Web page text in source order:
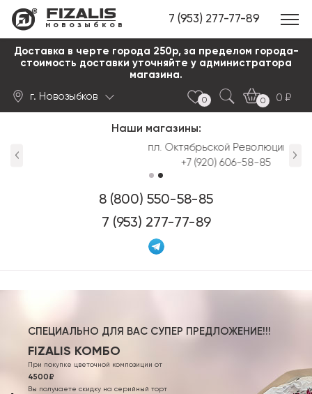
новозыбков 7 (953) 277-77-89
Доставка в черте города 250р, за пределом города-
стоимость доставки уточняйте у администратора
магазина.
г. Новозыбков 0 0
0
Наши магазины:
пл. Октябрьской Революции д.3
+7 (920) 606-58-85
8 (800) 550-58-85
7 (953) 277-77-89
СПЕЦИАЛЬНО ДЛЯ ВАС СУПЕР ПРЕДЛОЖЕНИЕ!!!
FIZALIS КОМБО
При покупке цветочной композиции от
4500₽
Вы получаете скидку на серийный торт